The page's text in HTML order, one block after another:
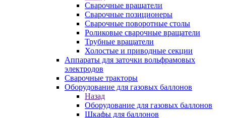
Сварочные вращатели
Сварочные позиционеры
Сварочные поворотные столы
Роликовые сварочные вращатели
Трубные вращатели
Холостые и приводные секции
Аппараты для заточки вольфрамовых
электродов
Сварочные тракторы
Оборудование для газовых баллонов
Назад
Оборудование для газовых баллонов
Шкафы для баллонов